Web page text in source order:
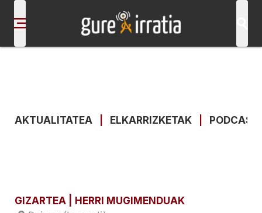
AKTUALITATEA ELKARRIZKETAK
GIZARTEA
| HERRI MUGIMENDUAK